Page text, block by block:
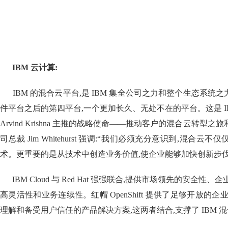
IBM 云计算:
IBM 的混合云平台,是 IBM 集全公司之力和整个生态系统之
件平台之后的第四平台,一个更加长久、无处不在的平台。这是
Arvind Krishna 主推的战略使命——推动客户的混合云转型之旅
司总裁 Jim Whitehurst 强调:“我们必须充分意识到,混合云不仅
术。更重要的是从技术中创造业务价值,使企业能够加快创新步
IBM Cloud 与 Red Hat 强强联合,提供市场领先的安全性、企
高灵活性和业务连续性。红帽 OpenShift 提供了足够开放的企
理解和备受用户信任的产品解决方案,这两者结合,支撑了 IBM